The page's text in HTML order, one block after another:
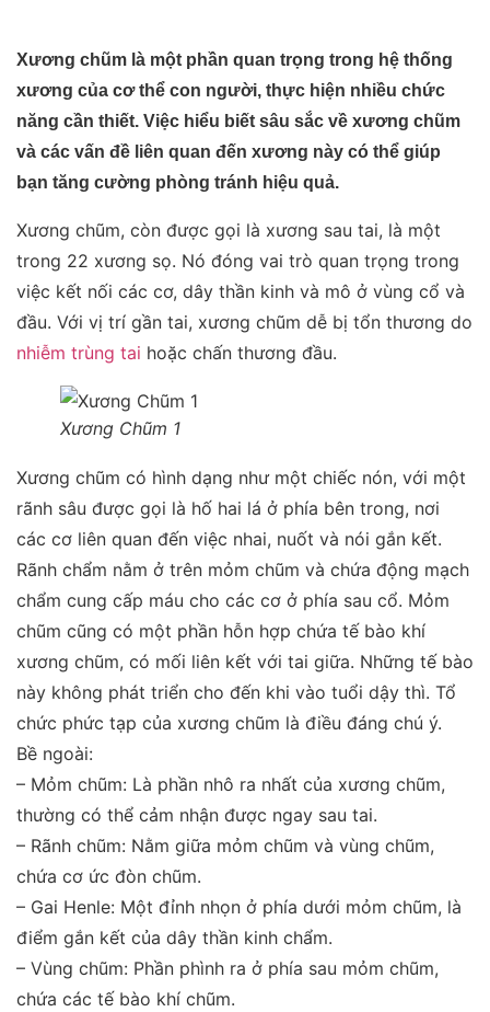
Xương chũm là một phần quan trọng trong hệ thống
xương của cơ thể con người, thực hiện nhiều chức
năng cần thiết. Việc hiểu biết sâu sắc về xương chũm
và các vấn đề liên quan đến xương này có thể giúp
bạn tăng cường phòng tránh hiệu quả.
Xương chũm, còn được gọi là xương sau tai, là một
trong 22 xương sọ. Nó đóng vai trò quan trọng trong
việc kết nối các cơ, dây thần kinh và mô ở vùng cổ và
đầu. Với vị trí gần tai, xương chũm dễ bị tổn thương do
nhiễm trùng tai hoặc chấn thương đầu.
Xương Chũm 1
Xương chũm có hình dạng như một chiếc nón, với một
rãnh sâu được gọi là hố hai lá ở phía bên trong, nơi
các cơ liên quan đến việc nhai, nuốt và nói gắn kết.
Rãnh chẩm nằm ở trên mỏm chũm và chứa động mạch
chẩm cung cấp máu cho các cơ ở phía sau cổ. Mỏm
chũm cũng có một phần hỗn hợp chứa tế bào khí
xương chũm, có mối liên kết với tai giữa. Những tế bào
này không phát triển cho đến khi vào tuổi dậy thì. Tổ
chức phức tạp của xương chũm là điều đáng chú ý.
Bề ngoài:
– Mỏm chũm: Là phần nhô ra nhất của xương chũm,
thường có thể cảm nhận được ngay sau tai.
– Rãnh chũm: Nằm giữa mỏm chũm và vùng chũm,
chứa cơ ức đòn chũm.
– Gai Henle: Một đỉnh nhọn ở phía dưới mỏm chũm, là
điểm gắn kết của dây thần kinh chẩm.
– Vùng chũm: Phần phình ra ở phía sau mỏm chũm,
chứa các tế bào khí chũm.